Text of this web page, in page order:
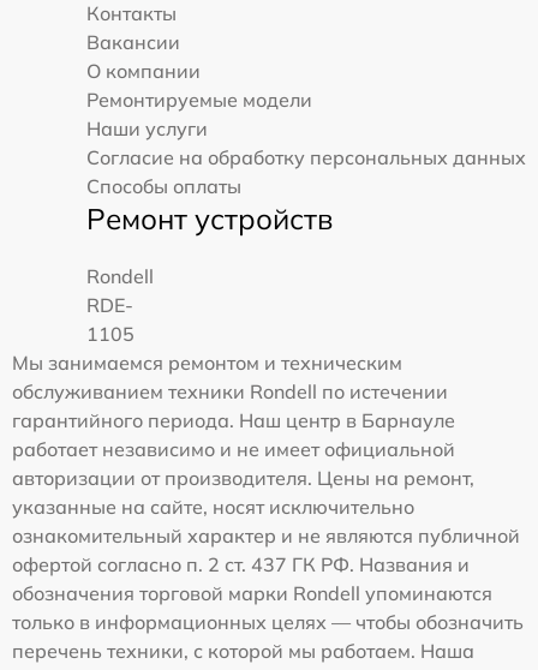
Контакты
Вакансии
О компании
Ремонтируемые модели
Наши услуги
Согласие на обработку персональных данных
Способы оплаты
Ремонт устройств
Rondell
RDE-
1105
Мы занимаемся ремонтом и техническим
обслуживанием техники Rondell по истечении
гарантийного периода. Наш центр в Барнауле
работает независимо и не имеет официальной
авторизации от производителя. Цены на ремонт,
указанные на сайте, носят исключительно
ознакомительный характер и не являются публичной
офертой согласно п. 2 ст. 437 ГК РФ. Названия и
обозначения торговой марки Rondell упоминаются
только в информационных целях — чтобы обозначить
перечень техники, с которой мы работаем. Наша